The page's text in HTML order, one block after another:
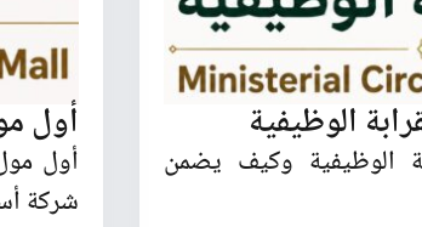
الوظيفية
الوظيفية وكيف يضمن
أول
أول
شركة